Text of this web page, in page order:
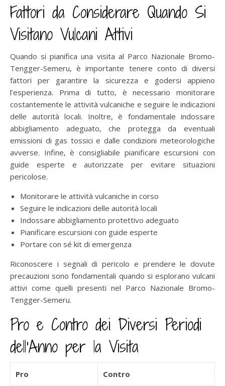
Fattori da Considerare Quando Si
Visitano Vulcani Attivi
Quando si pianifica una visita al Parco Nazionale Bromo-
Tengger-Semeru, è importante tenere conto di diversi
fattori per garantire la sicurezza e godersi appieno
l’esperienza. Prima di tutto, è necessario monitorare
costantemente le attività vulcaniche e seguire le indicazioni
delle autorità locali. Inoltre, è fondamentale indossare
abbigliamento adeguato, che protegga da eventuali
emissioni di gas tossici e dalle condizioni meteorologiche
avverse. Infine, è consigliabile pianificare escursioni con
guide esperte e autorizzate per evitare situazioni
pericolose.
Monitorare le attività vulcaniche in corso
Seguire le indicazioni delle autorità locali
Indossare abbigliamento protettivo adeguato
Pianificare escursioni con guide esperte
Portare con sé kit di emergenza
Riconoscere i segnali di pericolo e prendere le dovute
precauzioni sono fondamentali quando si esplorano vulcani
attivi come quelli presenti nel Parco Nazionale Bromo-
Tengger-Semeru.
Pro e Contro dei Diversi Periodi
dell’Anno per la Visita
Pro Contro